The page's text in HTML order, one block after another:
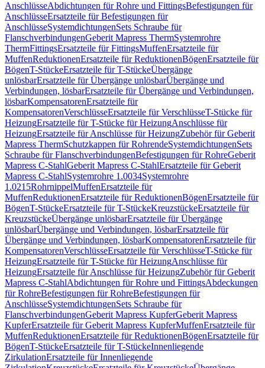
AnschlüsseAbdichtungen für Rohre und FittingsBefestigungen für
AnschlüsseErsatzteile für Befestigungen für
AnschlüsseSystemdichtungenSets Schraube für
FlanschverbindungenGeberit Mapress ThermSystemrohre
ThermFittingsErsatzteile für FittingsMuffenErsatzteile für
MuffenReduktionenErsatzteile für ReduktionenBögenErsatzteile für
BögenT-StückeErsatzteile für T-StückeÜbergänge
unlösbarErsatzteile für Übergänge unlösbarÜbergänge und
Verbindungen, lösbarErsatzteile für Übergänge und Verbindungen,
lösbarKompensatorenErsatzteile für
KompensatorenVerschlüsseErsatzteile für VerschlüsseT-Stücke für
HeizungErsatzteile für T-Stücke für HeizungAnschlüsse für
HeizungErsatzteile für Anschlüsse für HeizungZubehör für Geberit
Mapress ThermSchutzkappen für RohrendeSystemdichtungenSets
Schraube für FlanschverbindungenBefestigungen für RohreGeberit
Mapress C-StahlGeberit Mapress C-StahlErsatzteile für Geberit
Mapress C-StahlSystemrohre 1.0034Systemrohre
1.0215RohrnippelMuffenErsatzteile für
MuffenReduktionenErsatzteile für ReduktionenBögenErsatzteile für
BögenT-StückeErsatzteile für T-StückeKreuzstückeErsatzteile für
KreuzstückeÜbergänge unlösbarErsatzteile für Übergänge
unlösbarÜbergänge und Verbindungen, lösbarErsatzteile für
Übergänge und Verbindungen, lösbarKompensatorenErsatzteile für
KompensatorenVerschlüsseErsatzteile für VerschlüsseT-Stücke für
HeizungErsatzteile für T-Stücke für HeizungAnschlüsse für
HeizungErsatzteile für Anschlüsse für HeizungZubehör für Geberit
Mapress C-StahlAbdichtungen für Rohre und FittingsAbdeckungen
für RohreBefestigungen für RohreBefestigungen für
AnschlüsseSystemdichtungenSets Schraube für
FlanschverbindungenGeberit Mapress KupferGeberit Mapress
KupferErsatzteile für Geberit Mapress KupferMuffenErsatzteile für
MuffenReduktionenErsatzteile für ReduktionenBögenErsatzteile für
BögenT-StückeErsatzteile für T-StückeInnenliegende
ZirkulationErsatzteile für Innenliegende